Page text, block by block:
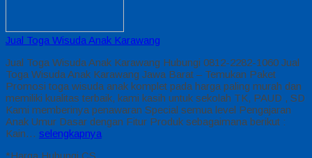
Jual Toga Wisuda Anak Karawang
Jual Toga Wisuda Anak Karawang Hubungi 0812-2282-1060 Jual
Toga Wisuda Anak Karawang Jawa Barat – Temukan Paket
Promosi toga wisuda anak komplet pada harga paling murah dan
memiliki kualitas terbaik, kami kasih untuk sekolah TK, PAUD , SD
Kami memberinya penawaran Special semua level Pengajaran
Anak Umur Dasar dengan Fitur Produk sebagaimana berikut :
Kain… selengkapnya
*Harga Hubungi CS